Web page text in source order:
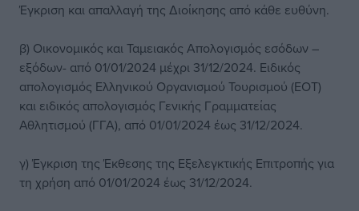
Έγκριση και απαλλαγή της Διοίκησης από κάθε ευθύνη.
β) Οικονομικός και Ταμειακός Απολογισμός εσόδων –
εξόδων- από 01/01/2024 μέχρι 31/12/2024. Ειδικός
απολογισμός Ελληνικού Οργανισμού Τουρισμού (ΕΟΤ)
και ειδικός απολογισμός Γενικής Γραμματείας
Αθλητισμού (ΓΓΑ), από 01/01/2024 έως 31/12/2024.
γ) Έγκριση της Έκθεσης της Εξελεγκτικής Επιτροπής για
τη χρήση από 01/01/2024 έως 31/12/2024.